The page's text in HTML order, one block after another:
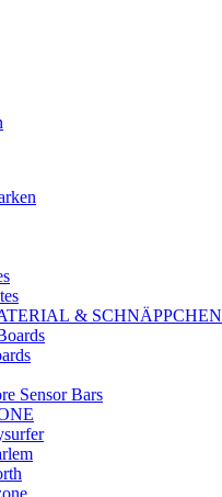
& SCHNÄPPCHEN
Sensor Bars